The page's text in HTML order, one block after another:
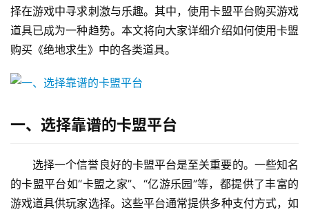
择在游戏中寻求刺激与乐趣。其中，使用卡盟平台购买游戏
道具已成为一种趋势。本文将向大家详细介绍如何使用卡盟
购买《绝地求生》中的各类道具。
一、选择靠谱的卡盟平台
选择一个信誉良好的卡盟平台是至关重要的。一些知名
的卡盟平台如“卡盟之家”、“亿游乐园”等，都提供了丰富的
游戏道具供玩家选择。这些平台通常提供多种支付方式，如